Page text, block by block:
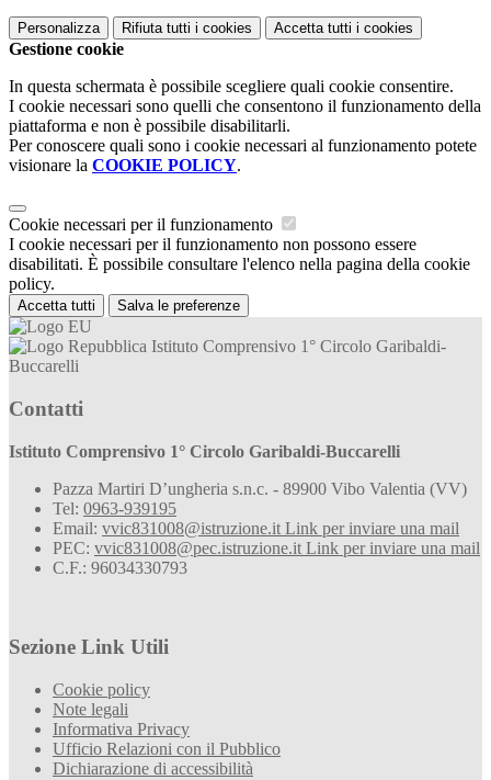
Personalizza Rifiuta tutti i cookies Accetta tutti i cookies
Gestione cookie
In questa schermata è possibile scegliere quali cookie consentire.
I cookie necessari sono quelli che consentono il funzionamento della
piattaforma e non è possibile disabilitarli.
Per conoscere quali sono i cookie necessari al funzionamento potete
visionare la COOKIE POLICY.
Cookie necessari per il funzionamento
I cookie necessari per il funzionamento non possono essere
disabilitati. È possibile consultare l'elenco nella pagina della cookie
policy.
Accetta tutti Salva le preferenze
Istituto Comprensivo 1° Circolo Garibaldi-
Buccarelli
Contatti
Istituto Comprensivo 1° Circolo Garibaldi-Buccarelli
Pazza Martiri D’ungheria s.n.c. - 89900 Vibo Valentia (VV)
Tel: 0963-939195
Email: vvic831008@istruzione.it Link per inviare una mail
PEC: vvic831008@pec.istruzione.it Link per inviare una mail
C.F.: 96034330793
Sezione Link Utili
Cookie policy
Note legali
Informativa Privacy
Ufficio Relazioni con il Pubblico
Dichiarazione di accessibilità